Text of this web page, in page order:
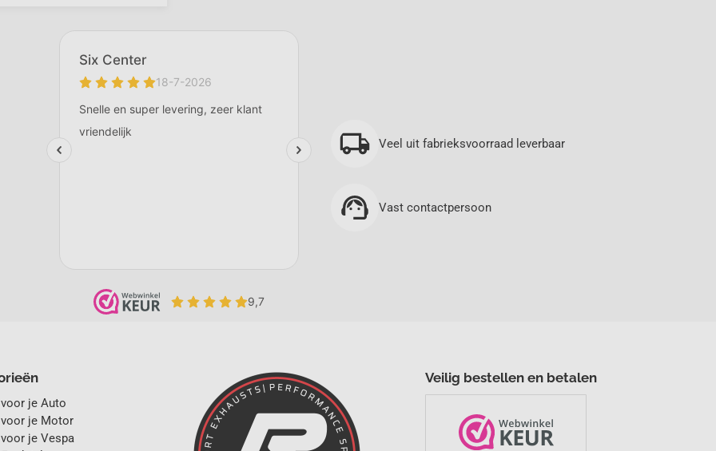
Veel uit fabrieksvoorraad leverbaar
Vast contactpersoon
je Auto
voor je Motor
je Vespa
Veilig bestellen en betalen